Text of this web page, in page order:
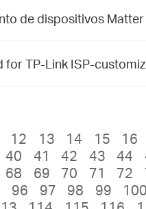
de dispositivos
TP-Link ISP-
12 13 14 15 16
40 41 42 43 44
68 69 70 71 72
96 97 98 99 100